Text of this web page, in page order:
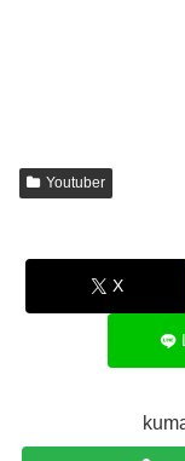
Youtuber
X